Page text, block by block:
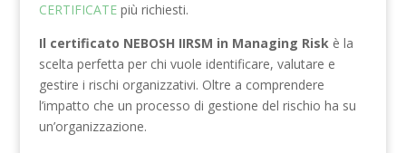
CERTIFICATEpiù richiesti.
Il ‎‎certificato NEBOSH IIRSM in Managing Risk‎‎è la
scelta perfetta per chi vuole identificare, valutare e
gestire i rischi organizzativi. Oltre a comprendere
l’impatto che un processo di gestione del rischio ha su
un’organizzazione.